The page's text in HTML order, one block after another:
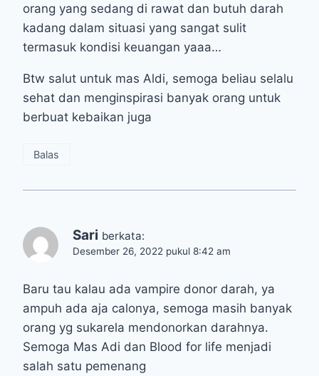
orang yang sedang di rawat dan butuh darah
kadang dalam situasi yang sangat sulit
termasuk kondisi keuangan yaaa…
Btw salut untuk mas Aldi, semoga beliau selalu
sehat dan menginspirasi banyak orang untuk
berbuat kebaikan juga
Balas
Sari berkata:
Desember 26, 2022 pukul 8:42 am
Baru tau kalau ada vampire donor darah, ya
ampuh ada aja calonya, semoga masih banyak
orang yg sukarela mendonorkan darahnya.
Semoga Mas Adi dan Blood for life menjadi
salah satu pemenang